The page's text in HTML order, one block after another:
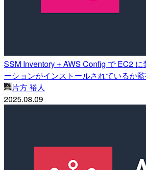
SSM Inventory + AWS Config で EC2
ーションがインストールされているか
片方 裕人
2025.08.09